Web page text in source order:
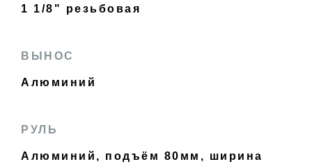
1 1/8" резьбовая
ВЫНОС
Алюминий
РУЛЬ
Алюминий, подъём 80мм, ширина